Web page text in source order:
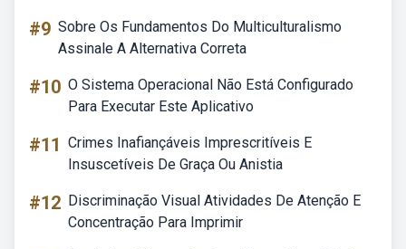
#9 Sobre Os Fundamentos Do Multiculturalismo
Assinale A Alternativa Correta
#10 O Sistema Operacional Não Está Configurado
Para Executar Este Aplicativo
#11 Crimes Inafiançáveis Imprescritíveis E
Insuscetíveis De Graça Ou Anistia
#12 Discriminação Visual Atividades De Atenção E
Concentração Para Imprimir